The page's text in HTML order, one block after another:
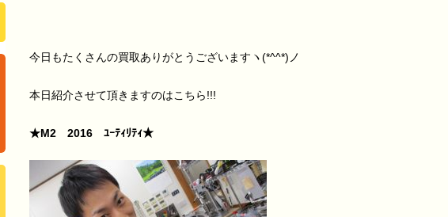
今日もたくさんの買取ありがとうございますヽ(*^^*)ノ
本日紹介させて頂きますのはこちら!!!
★M2 2016 ﾕｰﾃｨﾘﾃｨ★